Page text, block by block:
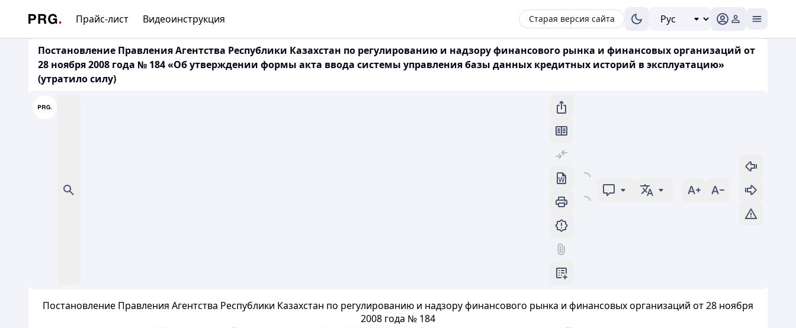
Прайс-лист Видеоинструкция Старая версия сайта
Постановление Правления Агентства Республики Казахстан по регулированию и надзору финансового рынка и финансовых организаций от
28 ноября 2008 года № 184 «Об утверждении формы акта ввода системы управления базы данных кредитных историй в эксплуатацию»
(утратило силу)
Постановление Правления Агентства Республики Казахстан по регулированию и надзору финансового рынка и финансовых организаций от 28 ноября
2008 года № 184